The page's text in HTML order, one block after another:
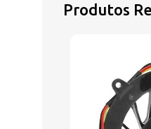
Produtos